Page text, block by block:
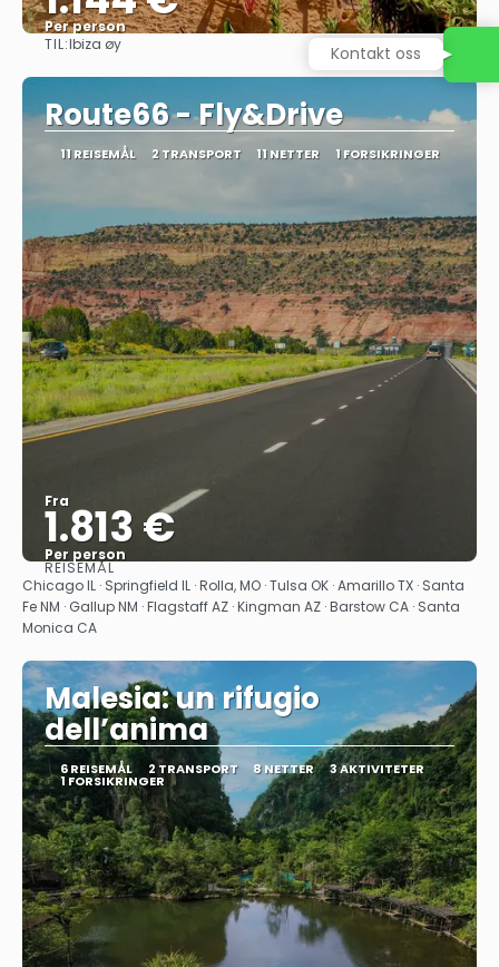
Per person
TIL:Ibiza øy
Route66 - Fly&Drive
11 REISEMÅL 2 TRANSPORT 11 NETTER 1 FORSIKRINGER
Fra
1.813 €
Per person
Se
REISEMÅL
Chicago IL · Springfield IL · Rolla, MO · Tulsa OK · Amarillo TX · Santa
Fe NM · Gallup NM · Flagstaff AZ · Kingman AZ · Barstow CA · Santa
Monica CA
Malesia: un rifugio
dell’anima
6 REISEMÅL 2 TRANSPORT 8 NETTER 3 AKTIVITETER
1 FORSIKRINGER
Kontakt oss